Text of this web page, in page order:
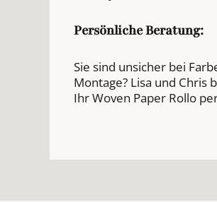
Persönliche Beratung:
Sie sind unsicher bei
Montage? Lisa und Chris
Ihr Woven Paper Rollo